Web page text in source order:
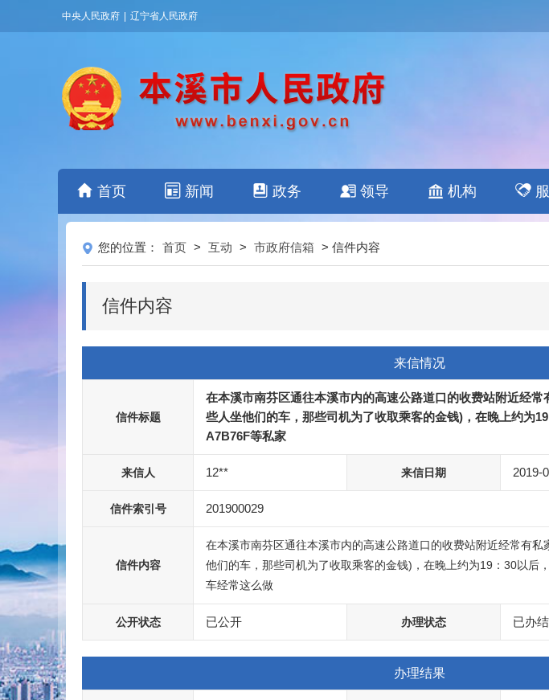
中央人民政府 辽宁省人民政府
首页 新闻 政务 领导 机构
您的位置： 首页 > 互动 > 市政府信箱 > 信件内容
信件内容
来信情况
信件标题
在本溪市南芬区通往本溪市内的高速公路道口的收费站附近经
些人坐他们的车，那些司机为了收取乘客的金钱)，在晚上约为
A7B76F等私家
来信人 12** 来信日期 2019-
信件索引号 201900029
信件内容
在本溪市南芬区通往本溪市内的高速公路道口的收费站附近经常有
他们的车，那些司机为了收取乘客的金钱)，在晚上约为19：30以后
车经常这么做
公开状态 已公开 办理状态 已办结
办理结果